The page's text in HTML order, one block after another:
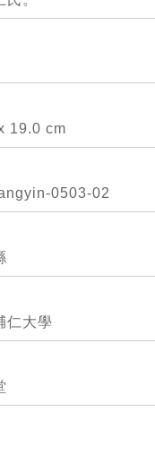
19.0 cm
0503-02
仁大學